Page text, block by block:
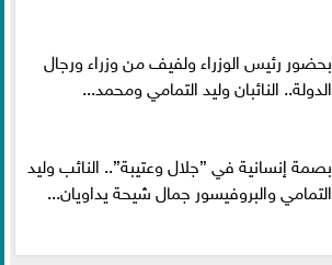
بحضور رئيس الوزراء ولفيف من وزراء ورجال
الدولة.. النائبان وليد التمامي ومحمد...
بصمة إنسانية في ”جلال وعتيبة”.. النائب وليد
التمامي والبروفيسور جمال شيحة يداويان...